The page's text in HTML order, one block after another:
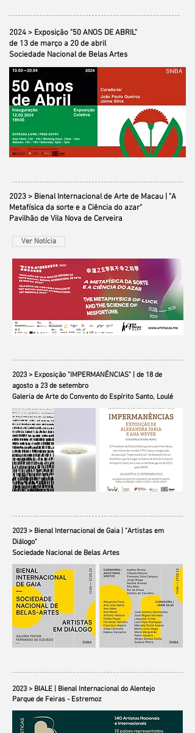
2024 > Exposição "50 ANOS DE ABRIL"
de 13 de março a 20 de abril
Sociedade Nacional de Belas Artes
2023 > Bienal Internacional de Arte de Macau | "A
Metafísica da sorte e a Ciência do azar"
Pavilhão de Vila Nova de Cerveira
Ver Notícia
2023 > Exposição "IMPERMANÊNCIAS" | de 18 de
agosto a 23 de setembro
Galeria de Arte do Convento do Espírito Santo, Loulé
2023 > Bienal Internacional de Gaia | "Artistas em
Diálogo"
Sociedade Nacional de Belas Artes
2023 > BIALE | Bienal Internacional do Alentejo
Parque de Feiras - Estremoz